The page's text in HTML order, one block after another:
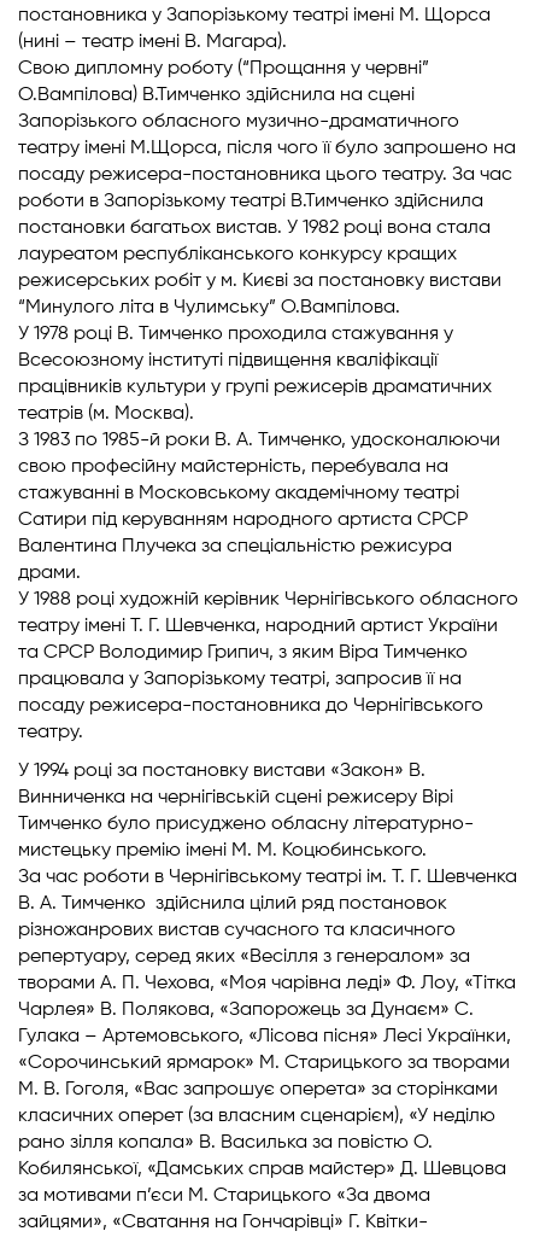
постановника у Запорізькому театрі імені М. Щорса
(нині – театр імені В. Магара).
Свою дипломну роботу (“Прощання у червні”
О.Вампілова) В.Тимченко здійснила на сцені
Запорізького обласного музично-драматичного
театру імені М.Щорса, після чого її було запрошено на
посаду режисера-постановника цього театру. За час
роботи в Запорізькому театрі В.Тимченко здійснила
постановки багатьох вистав. У 1982 році вона стала
лауреатом республіканського конкурсу кращих
режисерських робіт у м. Києві за постановку вистави
“Минулого літа в Чулимську” О.Вампілова.
У 1978 році В. Тимченко проходила стажування у
Всесоюзному інституті підвищення кваліфікації
працівників культури у групі режисерів драматичних
театрів (м. Москва).
З 1983 по 1985-й роки В. А. Тимченко, удосконалюючи
свою професійну майстерність, перебувала на
стажуванні в Московському академічному театрі
Сатири під керуванням народного артиста СРСР
Валентина Плучека за спеціальністю режисура
драми.
У 1988 році художній керівник Чернігівського обласного
театру імені Т. Г. Шевченка, народний артист України
та СРСР Володимир Грипич, з яким Віра Тимченко
працювала у Запорізькому театрі, запросив її на
посаду режисера-постановника до Чернігівського
театру.
У 1994 році за постановку вистави «Закон» В.
Винниченка на чернігівській сцені режисеру Вірі
Тимченко було присуджено обласну літературно-
мистецьку премію імені М. М. Коцюбинського.
За час роботи в Чернігівському театрі ім. Т. Г. Шевченка
В. А. Тимченко здійснила цілий ряд постановок
різножанрових вистав сучасного та класичного
репертуару, серед яких «Весілля з генералом» за
творами А. П. Чехова, «Моя чарівна леді» Ф. Лоу, «Тітка
Чарлея» В. Полякова, «Запорожець за Дунаєм» С.
Гулака – Артемовського, «Лісова пісня» Лесі Українки,
«Сорочинський ярмарок» М. Старицького за творами
М. В. Гоголя, «Вас запрошує оперета» за сторінками
класичних оперет (за власним сценарієм), «У неділю
рано зілля копала» В. Василька за повістю О.
Кобилянської, «Дамських справ майстер» Д. Шевцова
за мотивами п’єси М. Старицького «За двома
зайцями», «Сватання на Гончарівці» Г. Квітки-